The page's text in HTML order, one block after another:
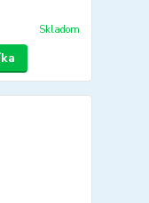
Skladom